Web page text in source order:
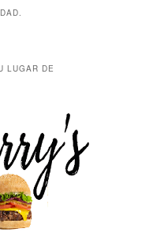
LUGAR DE